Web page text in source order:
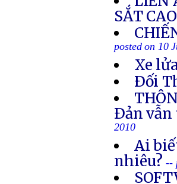
SẮT
posted on 10
Xe
Ðối
Ðản
2010
Ai
nhiêu? --